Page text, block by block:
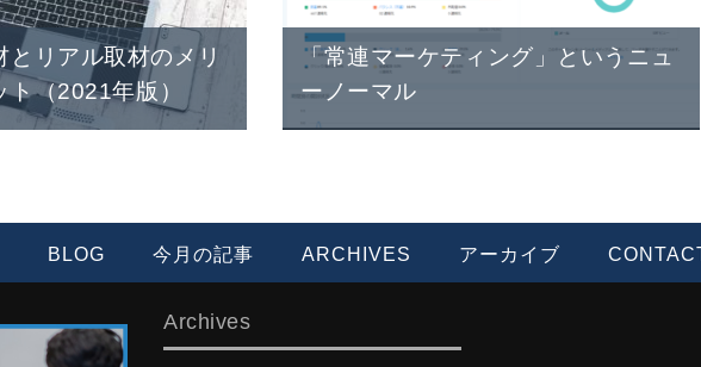
とリアル取材のメリ
ト（2021年版）
「常連マーケティング」というニュ
ーノーマル
BLOG 今月の記事 ARCHIVES アーカイブ
Archives